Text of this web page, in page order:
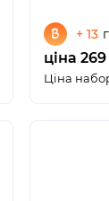
+ 13
ціна
Ціна